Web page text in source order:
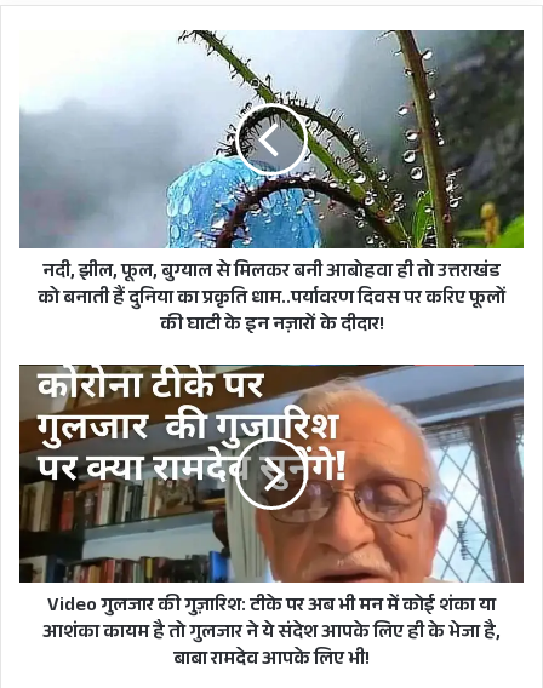
बुग्याल
मिलकर
आबोहवा
ही
उत्तराखंड
हैं
दुनिया
का
प्रकृति
धाम..पर्यावरण
दिवस
पर
करिए
फूलों
घाटी
नदी, झील, फूल, बुग्याल से मिलकर बनी आबोहवा ही तो उत्तराखंड
को बनाती हैं दुनिया का प्रकृति धाम..पर्यावरण दिवस पर करिए फूलों
की घाटी के इन नज़ारों के दीदार!
Video
गुलजार
की
गुज़ारिश:
टीके
पर
अब
भी
मन
कोई
Video गुलजार की गुज़ारिश: टीके पर अब भी मन में कोई शंका या
आशंका कायम है तो गुलजार ने ये संदेश आपके लिए ही के भेजा है,
बाबा रामदेव आपके लिए भी!